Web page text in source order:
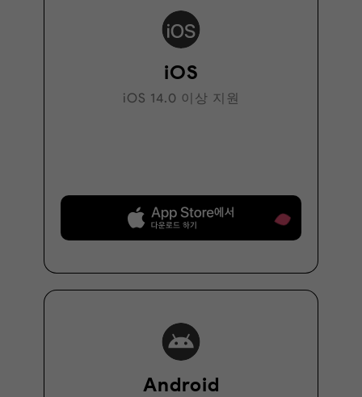
iOS
iOS 14.0 이상 지원
무료로 다운로드
Android